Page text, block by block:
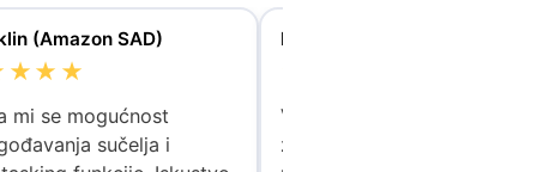
(Amazon SAD)
mi se mogućnost
sučelja i
Rosa (Amazon SAD)
Vrlo kvalitetna izrada i
zvuk, ali uređaj je malo teži